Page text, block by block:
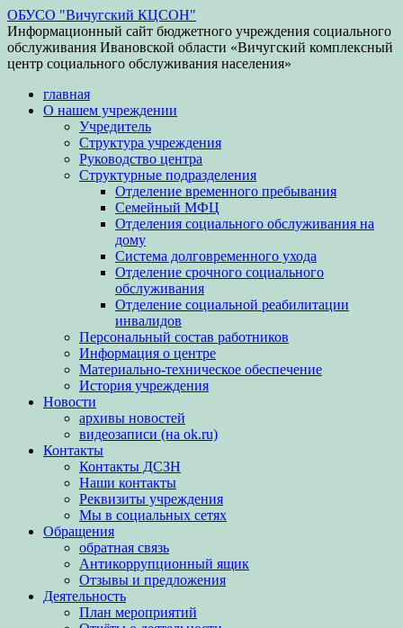
ОБУСО "Вичугский КЦСОН"
Информационный сайт бюджетного учреждения социального
обслуживания Ивановской области «Вичугский комплексный
центр социального обслуживания населения»
главная
О нашем учреждении
Учредитель
Структура учреждения
Руководство центра
Структурные подразделения
Отделение временного пребывания
Семейный МФЦ
Отделения социального обслуживания на
дому
Система долговременного ухода
Отделение срочного социального
обслуживания
Отделение социальной реабилитации
инвалидов
Персональный состав работников
Информация о центре
Материально-техническое обеспечение
История учреждения
Новости
архивы новостей
видеозаписи (на ok.ru)
Контакты
Контакты ДСЗН
Наши контакты
Реквизиты учреждения
Мы в социальных сетях
Обращения
обратная связь
Антикоррупционный ящик
Отзывы и предложения
Деятельность
План мероприятий